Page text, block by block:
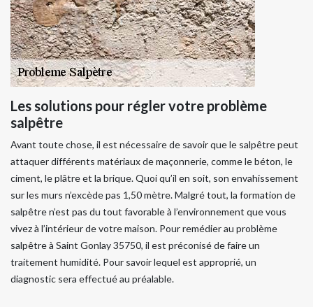
Les solutions pour régler votre problème
salpêtre
Avant toute chose, il est nécessaire de savoir que le salpêtre peut
attaquer différents matériaux de maçonnerie, comme le béton, le
ciment, le plâtre et la brique. Quoi qu’il en soit, son envahissement
sur les murs n’excède pas 1,50 mètre. Malgré tout, la formation de
salpêtre n’est pas du tout favorable à l’environnement que vous
vivez à l’intérieur de votre maison. Pour remédier au problème
salpêtre à Saint Gonlay 35750, il est préconisé de faire un
traitement humidité. Pour savoir lequel est approprié, un
diagnostic sera effectué au préalable.